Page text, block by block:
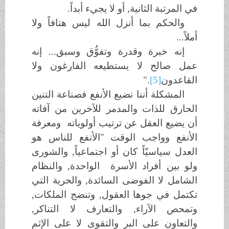
في المرتبة الثانية, أو لا يجيء أبداً.
والحكم بما أنزل الله ليس هتافاً ولا
أملاً...
إنه خبرة وقدرة وتفوُّق وسبق... إنه
عمل صالح لا يستطيعه الفارغون ولا
القاعدون[5]
."
المشكلة أننا نضيع الأنفع فصناعة التنين
الحارق للذات والمدمر للآخرين من آفاته
أن يضيع العقل عن ترتيب أولوياته ومعرفة
الأنفع وواجب الوقت "الأنفع للناس هو
العدل سياسيّاً كان أو اجتماعياً, والشورى
ولو بين أفراد الأسرة الواحدة, والنظام
الشامل لا الفوضى السائدة, والحرية التي
تكتمل في جوها العقول, وتنضج الملكات,
وتمحص الآراء, والتعارف لا التناكر,
والتعاون على البر والتقوى لا على الإثم